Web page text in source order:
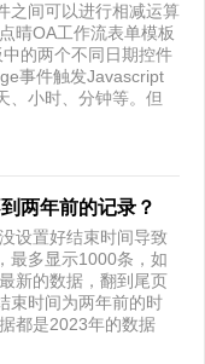
之间可以进行相减运算
晴OA工作流表单模板
的两个不同日期控件
事件触发Javascript
、小时、分钟等。但
两年前的记录？
设置好结束时间导致
最多显示1000条，如
新的数据，翻到尾页
束时间为两年前的时
都是2023年的数据